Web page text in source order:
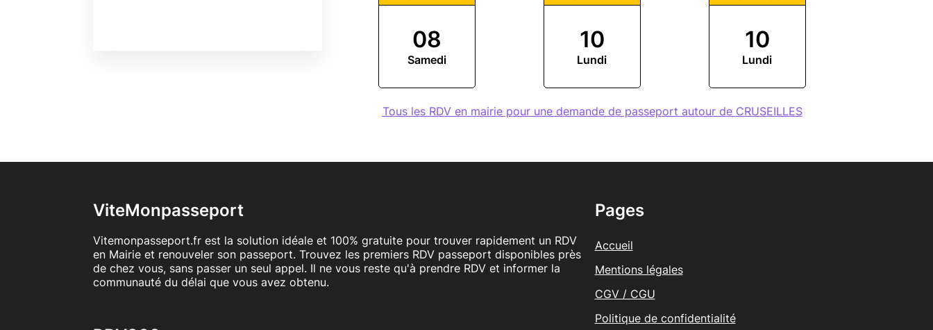
08
Samedi
10
Lundi
10
Lundi
Tous les RDV en mairie pour une demande de passeport autour de CRUSEILLES
ViteMonpasseport
Vitemonpasseport.fr est la solution idéale et 100% gratuite pour trouver rapidement un RDV
en Mairie et renouveler son passeport. Trouvez les premiers RDV passeport disponibles près
de chez vous, sans passer un seul appel. Il ne vous reste qu'à prendre RDV et informer la
communauté du délai que vous avez obtenu.
Pages
Accueil
Mentions légales
CGV / CGU
Politique de confidentialité